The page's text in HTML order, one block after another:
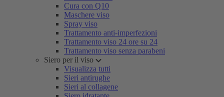
Cura con Q10
Maschere viso
Spray viso
Trattamento anti-imperfezioni
Trattamento viso 24 ore su 24
Trattamento viso senza parabeni
Siero per il viso
Visualizza tutti
Sieri antirughe
Sieri al collagene